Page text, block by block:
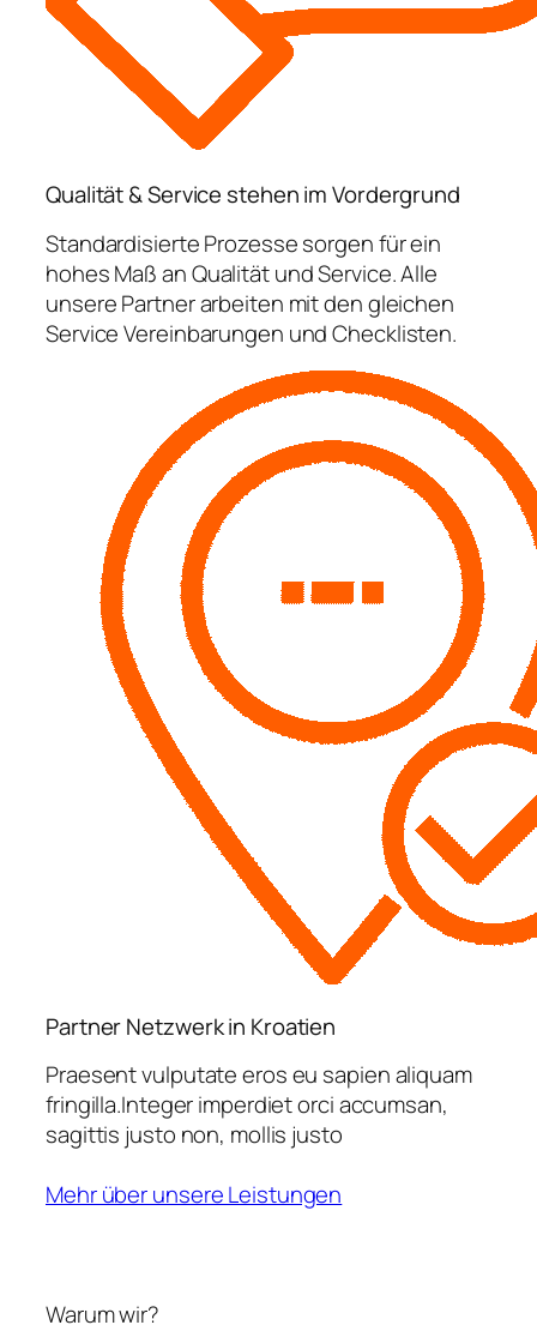
Qualität & Service stehen im Vordergrund
Standardisierte Prozesse sorgen für ein
hohes Maß an Qualität und Service. Alle
unsere Partner arbeiten mit den gleichen
Service Vereinbarungen und Checklisten.
Partner Netzwerk in Kroatien
Praesent vulputate eros eu sapien aliquam
fringilla.Integer imperdiet orci accumsan,
sagittis justo non, mollis justo
Mehr über unsere Leistungen
Warum wir?